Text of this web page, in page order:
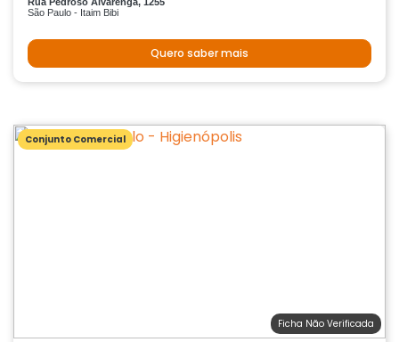
São Paulo - Itaim Bibi
Quero saber mais
Conjunto Comercial
Ficha Não Verificada